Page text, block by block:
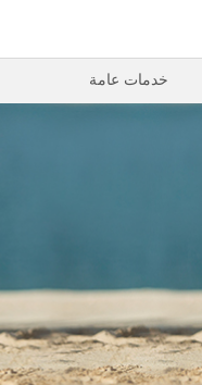
خدمات عامة